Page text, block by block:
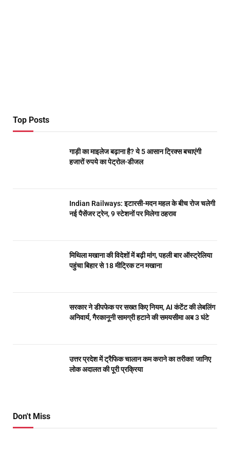
Top Posts
गाड़ी का माइलेज बढ़ाना है? ये 5 आसान ट्रिक्स बचाएंगी
हजारों रुपये का पेट्रोल-डीजल
Indian Railways: इटारसी-मदन महल के बीच रोज चलेगी
नई पैसेंजर ट्रेन, 9 स्टेशनों पर मिलेगा ठहराव
मिथिला मखाना की विदेशों में बढ़ी मांग, पहली बार ऑस्ट्रेलिया
पहुंचा बिहार से 18 मीट्रिक टन मखाना
सरकार ने डीपफेक पर सख्त किए नियम, AI कंटेंट की लेबलिंग
अनिवार्य, गैरकानूनी सामग्री हटाने की समयसीमा अब 3 घंटे
उत्तर प्रदेश में ट्रैफिक चालान कम कराने का तरीका! जानिए
लोक अदालत की पूरी प्रक्रिया
Don't Miss